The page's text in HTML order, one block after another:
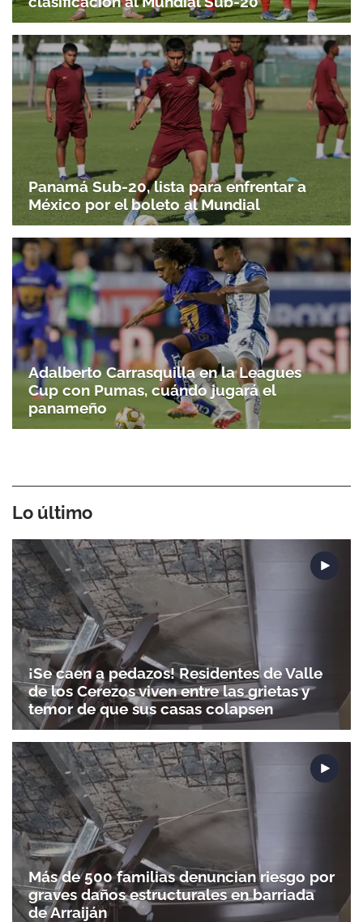
ACEPTAR
Panamá Sub-20, lista para enfrentar a
México por el boleto al Mundial
Adalberto Carrasquilla en la Leagues
Cup con Pumas, cuándo jugará el
panameño
Lo último
¡Se caen a pedazos! Residentes de Valle
de los Cerezos viven entre las grietas y
temor de que sus casas colapsen
Más de 500 familias denuncian riesgo por
graves daños estructurales en barriada
de Arraiján